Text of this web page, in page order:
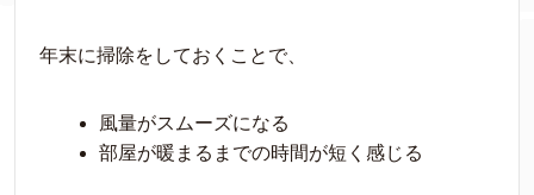
年末に掃除をしておくことで、
風量がスムーズになる
部屋が暖まるまでの時間が短く感じる